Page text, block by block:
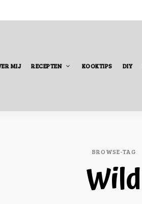
MIJ RECEPTEN KOOKTIPS DIY
BROWSE-TAG
Wild